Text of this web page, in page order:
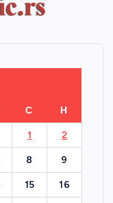
С Н
1 2
8 9
15 16